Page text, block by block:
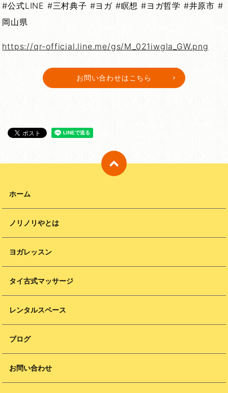
#公式LINE #三村典子 #ヨガ #瞑想 #ヨガ哲学 #井原市 #
岡山県
https://qr-official.line.me/gs/M_021iwgla_GW.png
お問い合わせはこちら
ホーム
ノリノリやとは
ヨガレッスン
タイ古式マッサージ
レンタルスペース
ブログ
お問い合わせ